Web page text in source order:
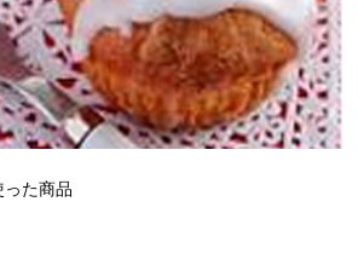
った商品